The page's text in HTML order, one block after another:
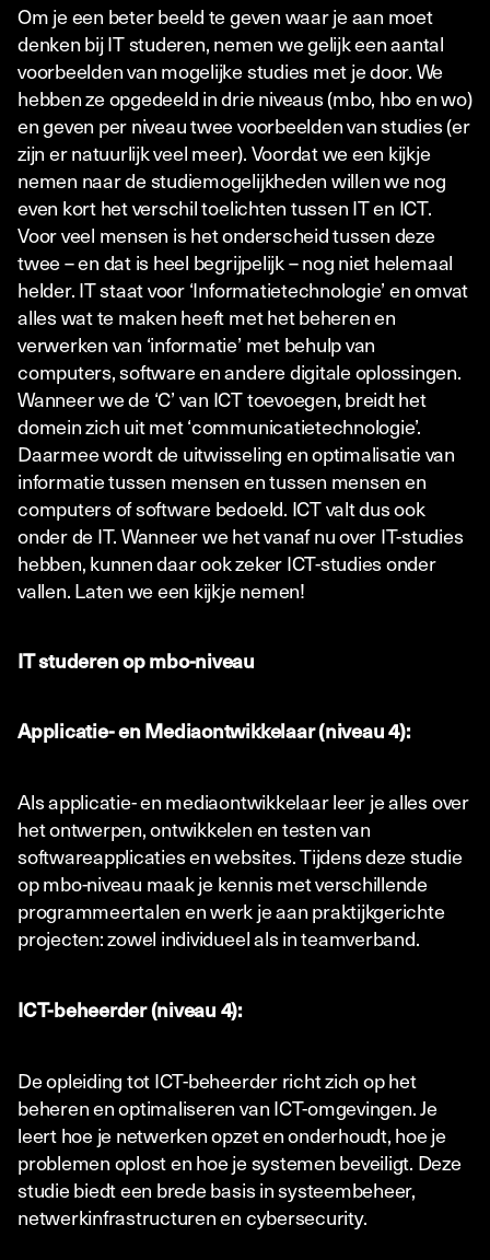
Om je een beter beeld te geven waar je aan moet
denken bij IT studeren, nemen we gelijk een aantal
voorbeelden van mogelijke studies met je door. We
hebben ze opgedeeld in drie niveaus (mbo, hbo en wo)
en geven per niveau twee voorbeelden van studies (er
zijn er natuurlijk veel meer). Voordat we een kijkje
nemen naar de studiemogelijkheden willen we nog
even kort het verschil toelichten tussen IT en ICT.
Voor veel mensen is het onderscheid tussen deze
twee – en dat is heel begrijpelijk – nog niet helemaal
helder. IT staat voor ‘Informatietechnologie’ en omvat
alles wat te maken heeft met het beheren en
verwerken van ‘informatie’ met behulp van
computers, software en andere digitale oplossingen.
Wanneer we de ‘C’ van ICT toevoegen, breidt het
domein zich uit met ‘communicatietechnologie’.
Daarmee wordt de uitwisseling en optimalisatie van
informatie tussen mensen en tussen mensen en
computers of software bedoeld. ICT valt dus ook
onder de IT. Wanneer we het vanaf nu over IT-studies
hebben, kunnen daar ook zeker ICT-studies onder
vallen. Laten we een kijkje nemen!
IT studeren op mbo-niveau
Applicatie- en Mediaontwikkelaar (niveau 4):
Als applicatie- en mediaontwikkelaar leer je alles over
het ontwerpen, ontwikkelen en testen van
softwareapplicaties en websites. Tijdens deze studie
op mbo-niveau maak je kennis met verschillende
programmeertalen en werk je aan praktijkgerichte
projecten: zowel individueel als in teamverband.
ICT-beheerder (niveau 4):
De opleiding tot ICT-beheerder richt zich op het
beheren en optimaliseren van ICT-omgevingen. Je
leert hoe je netwerken opzet en onderhoudt, hoe je
problemen oplost en hoe je systemen beveiligt. Deze
studie biedt een brede basis in systeembeheer,
netwerkinfrastructuren en cybersecurity.